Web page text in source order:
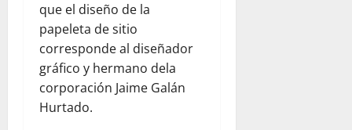
que el diseño de la
papeleta de sitio
corresponde al diseñador
gráfico y hermano dela
corporación Jaime Galán
Hurtado.